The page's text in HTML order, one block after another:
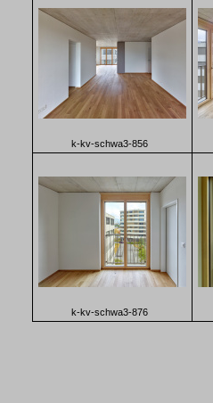
k-kv-schwa3-856
k-kv-schwa3-876